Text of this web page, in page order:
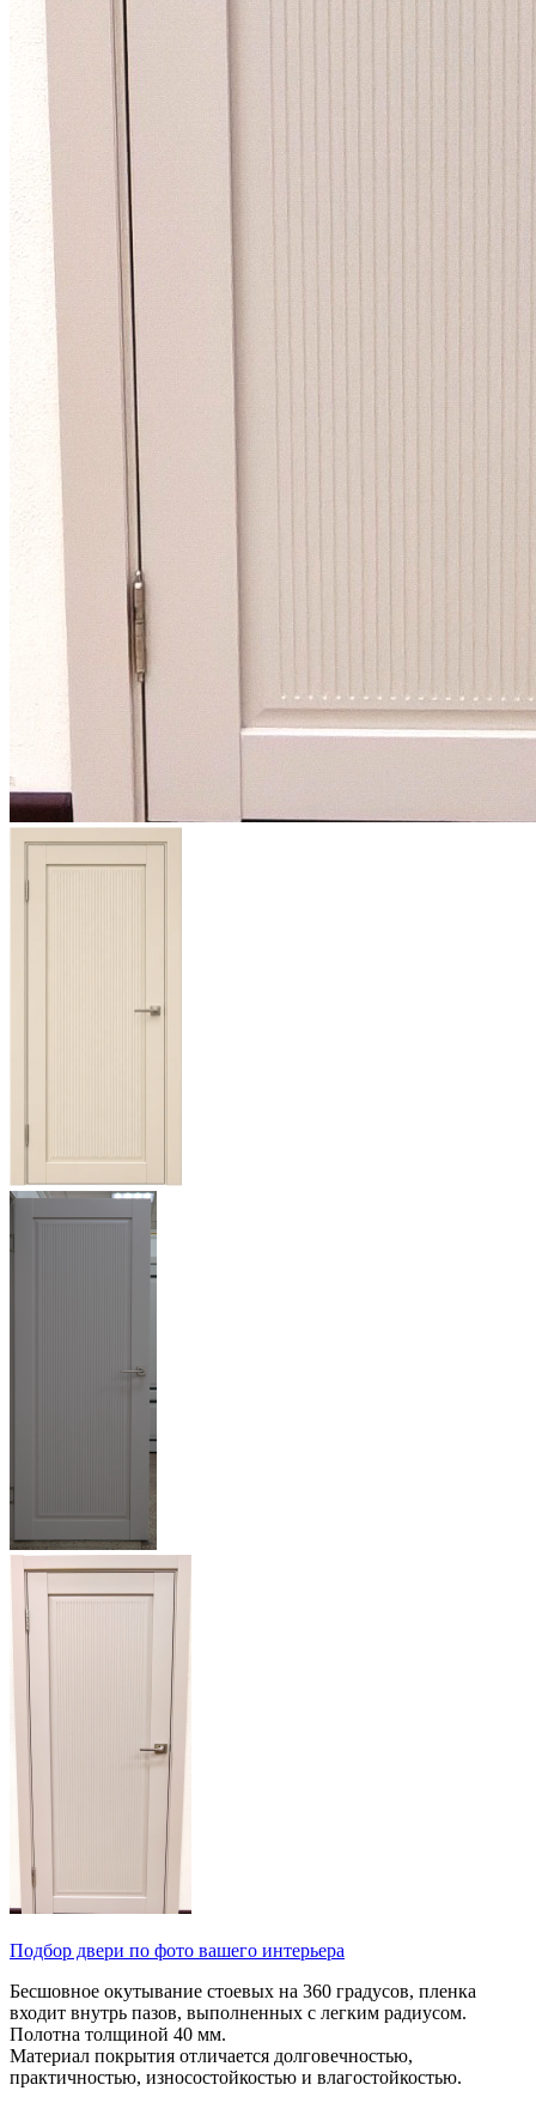
Подбор двери по фото вашего интерьера
Бесшовное окутывание стоевых на 360 градусов, пленка
входит внутрь пазов, выполненных с легким радиусом.
Полотна толщиной 40 мм.
Материал покрытия отличается долговечностью,
практичностью, износостойкостью и влагостойкостью.